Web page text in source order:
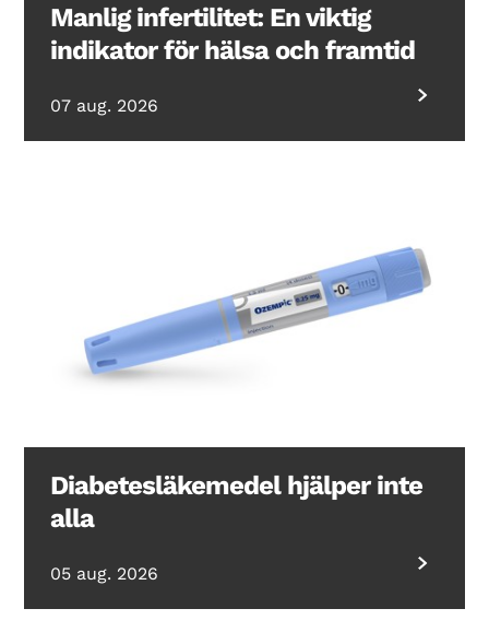
Manlig infertilitet: En viktig
indikator för hälsa och framtid
07 aug. 2026
Diabetesläkemedel hjälper inte
alla
05 aug. 2026